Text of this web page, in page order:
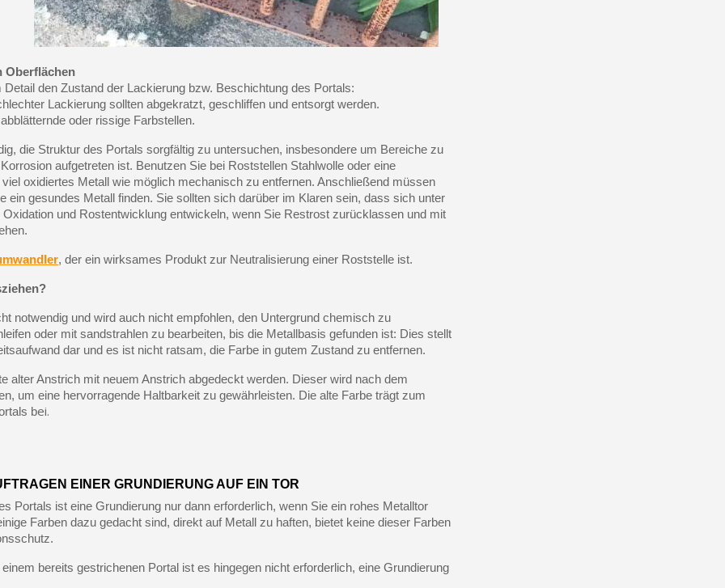
Oberflächen
Detail den Zustand der Lackierung bzw. Beschichtung des Portals:
Lackierung sollten abgekratzt, geschliffen und entsorgt werden.
oder rissige Farbstellen.
die Struktur des Portals sorgfältig zu untersuchen, insbesondere um Bereiche zu
aufgetreten ist. Benutzen Sie bei Roststellen Stahlwolle oder eine
oxidiertes Metall wie möglich mechanisch zu entfernen. Anschließend müssen
ein gesundes Metall finden. Sie sollten sich darüber im Klaren sein, dass sich unter
und Rostentwicklung entwickeln, wenn Sie Restrost zurücklassen und mit
, der ein wirksames Produkt zur Neutralisierung einer Roststelle ist.
notwendig und wird auch nicht empfohlen, den Untergrund chemisch zu
oder mit sandstrahlen zu bearbeiten, bis die Metallbasis gefunden ist: Dies stellt
dar und es ist nicht ratsam, die Farbe in gutem Zustand zu entfernen.
alter Anstrich mit neuem Anstrich abgedeckt werden. Dieser wird nach dem
um eine hervorragende Haltbarkeit zu gewährleisten. Die alte Farbe trägt zum
bei.
EINER GRUNDIERUNG AUF EIN TOR
Portals ist eine Grundierung nur dann erforderlich, wenn Sie ein rohes Metalltor
Farben dazu gedacht sind, direkt auf Metall zu haften, bietet keine dieser Farben
bereits gestrichenen Portal ist es hingegen nicht erforderlich, eine Grundierung